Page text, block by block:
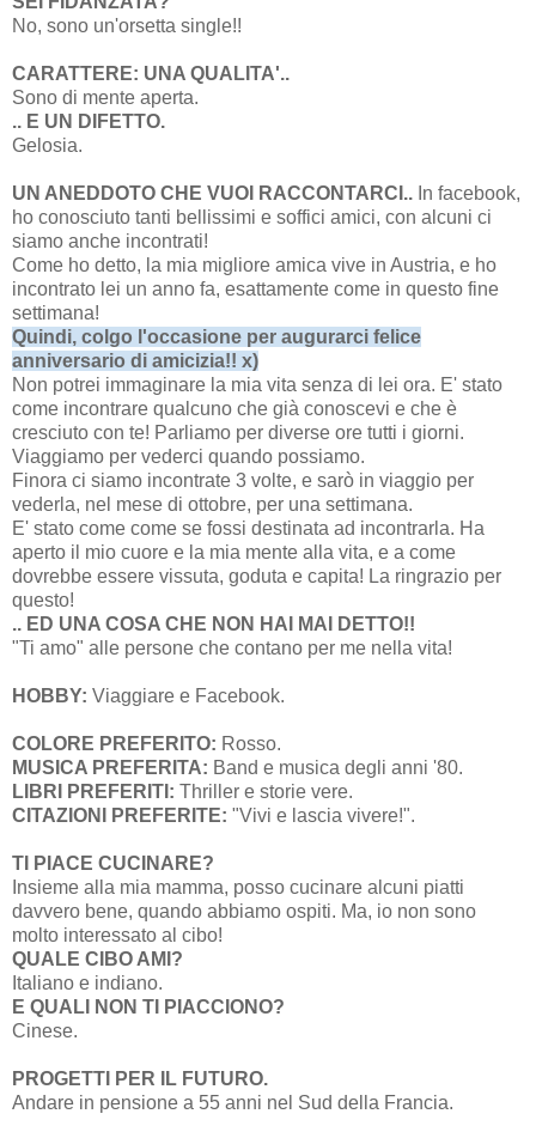
No, sono un'orsetta single!!
CARATTERE: UNA QUALITA'..
Sono di mente aperta.
.. E UN DIFETTO.
Gelosia.
UN ANEDDOTO CHE VUOI RACCONTARCI.. In facebook,
ho conosciuto tanti bellissimi e soffici amici, con alcuni ci
siamo anche incontrati!
Come ho detto, la mia migliore amica vive in Austria, e ho
incontrato lei un anno fa, esattamente come in questo fine
settimana!
Quindi, colgo l'occasione per augurarci felice
anniversario di amicizia!! x)
Non potrei immaginare la mia vita senza di lei ora. E' stato
come incontrare qualcuno che già conoscevi e che è
cresciuto con te! Parliamo per diverse ore tutti i giorni.
Viaggiamo per vederci quando possiamo.
Finora ci siamo incontrate 3 volte, e sarò in viaggio per
vederla, nel mese di ottobre, per una settimana.
E' stato come come se fossi destinata ad incontrarla. Ha
aperto il mio cuore e la mia mente alla vita, e a come
dovrebbe essere vissuta, goduta e capita! La ringrazio per
questo!
.. ED UNA COSA CHE NON HAI MAI DETTO!!
"Ti amo" alle persone che contano per me nella vita!
HOBBY: Viaggiare e Facebook.
COLORE PREFERITO: Rosso.
MUSICA PREFERITA: Band e musica degli anni '80.
LIBRI PREFERITI: Thriller e storie vere.
CITAZIONI PREFERITE: "Vivi e lascia vivere!".
TI PIACE CUCINARE?
Insieme alla mia mamma, posso cucinare alcuni piatti
davvero bene, quando abbiamo ospiti. Ma, io non sono
molto interessato al cibo!
QUALE CIBO AMI?
Italiano e indiano.
E QUALI NON TI PIACCIONO?
Cinese.
PROGETTI PER IL FUTURO.
Andare in pensione a 55 anni nel Sud della Francia.